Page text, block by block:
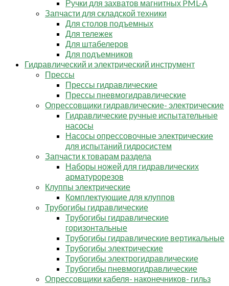
Ручки для захватов магнитных PML-A
Запчасти для складской техники
Для столов подъемных
Для тележек
Для штабелеров
Для подъемников
Гидравлический и электрический инструмент
Прессы
Прессы гидравлические
Прессы пневмогидравлические
Опрессовщики гидравлические- электрические
Гидравлические ручные испытательные
насосы
Насосы опрессовочные электрические
для испытаний гидросистем
Запчасти к товарам раздела
Наборы ножей для гидравлических
арматурорезов
Клуппы электрические
Комплектующие для клуппов
Трубогибы гидравлические
Трубогибы гидравлические
горизонтальные
Трубогибы гидравлические вертикальные
Трубогибы электрические
Трубогибы электрогидравлические
Трубогибы пневмогидравлические
Опрессовщики кабеля- наконечников- гильз